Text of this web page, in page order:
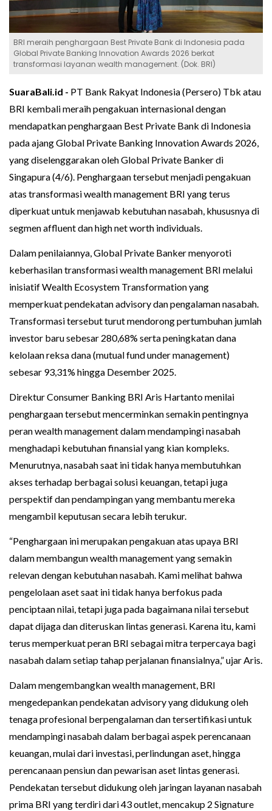
BRI meraih penghargaan Best Private Bank di Indonesia pada
Global Private Banking Innovation Awards 2026 berkat
transformasi layanan wealth management. (Dok. BRI)
SuaraBali.id - PT Bank Rakyat Indonesia (Persero) Tbk atau
BRI kembali meraih pengakuan internasional dengan
mendapatkan penghargaan Best Private Bank di Indonesia
pada ajang Global Private Banking Innovation Awards 2026,
yang diselenggarakan oleh Global Private Banker di
Singapura (4/6). Penghargaan tersebut menjadi pengakuan
atas transformasi wealth management BRI yang terus
diperkuat untuk menjawab kebutuhan nasabah, khususnya di
segmen affluent dan high net worth individuals.
Dalam penilaiannya, Global Private Banker menyoroti
keberhasilan transformasi wealth management BRI melalui
inisiatif Wealth Ecosystem Transformation yang
memperkuat pendekatan advisory dan pengalaman nasabah.
Transformasi tersebut turut mendorong pertumbuhan jumlah
investor baru sebesar 280,68% serta peningkatan dana
kelolaan reksa dana (mutual fund under management)
sebesar 93,31% hingga Desember 2025.
Direktur Consumer Banking BRI Aris Hartanto menilai
penghargaan tersebut mencerminkan semakin pentingnya
peran wealth management dalam mendampingi nasabah
menghadapi kebutuhan finansial yang kian kompleks.
Menurutnya, nasabah saat ini tidak hanya membutuhkan
akses terhadap berbagai solusi keuangan, tetapi juga
perspektif dan pendampingan yang membantu mereka
mengambil keputusan secara lebih terukur.
“Penghargaan ini merupakan pengakuan atas upaya BRI
dalam membangun wealth management yang semakin
relevan dengan kebutuhan nasabah. Kami melihat bahwa
pengelolaan aset saat ini tidak hanya berfokus pada
penciptaan nilai, tetapi juga pada bagaimana nilai tersebut
dapat dijaga dan diteruskan lintas generasi. Karena itu, kami
terus memperkuat peran BRI sebagai mitra terpercaya bagi
nasabah dalam setiap tahap perjalanan finansialnya,” ujar Aris.
Dalam mengembangkan wealth management, BRI
mengedepankan pendekatan advisory yang didukung oleh
tenaga profesional berpengalaman dan tersertifikasi untuk
mendampingi nasabah dalam berbagai aspek perencanaan
keuangan, mulai dari investasi, perlindungan aset, hingga
perencanaan pensiun dan pewarisan aset lintas generasi.
Pendekatan tersebut didukung oleh jaringan layanan nasabah
prima BRI yang terdiri dari 43 outlet, mencakup 2 Signature